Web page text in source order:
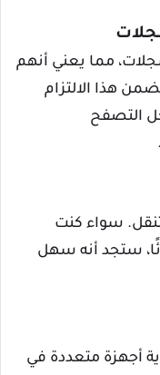
مما يعني أنهم
هذا الالتزام
التصفح
سواء كنت
ستجد أنه سهل
أجهزة متعددة في